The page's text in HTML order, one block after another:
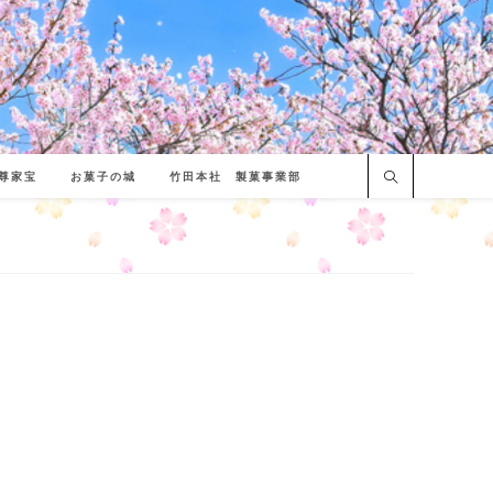
家宝 お菓子の城 竹田本社 製菓事業部